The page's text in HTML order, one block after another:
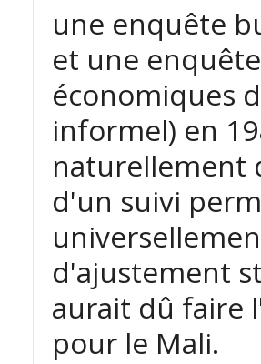
une enquête
et une
économiques
informel) en
naturellement
d'un suivi
d'ajustement
aurait dû faire
pour le Mali.